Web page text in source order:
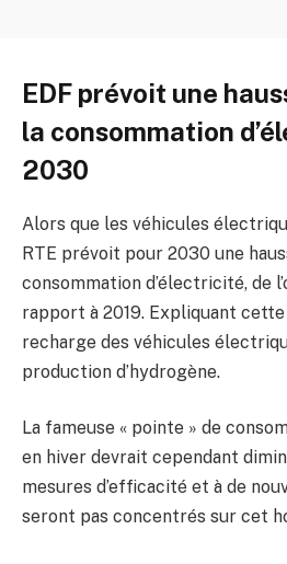
EDF prévoit une
la consommation
2030
Alors que les véhicules
RTE prévoit pour 2030 une
consommation d’électricité, de
rapport à 2019. Expliquant
recharge des véhicules
production d’hydrogène.
La fameuse « pointe » de
en hiver devrait cependant
mesures d’efficacité et à de
seront pas concentrés sur cet